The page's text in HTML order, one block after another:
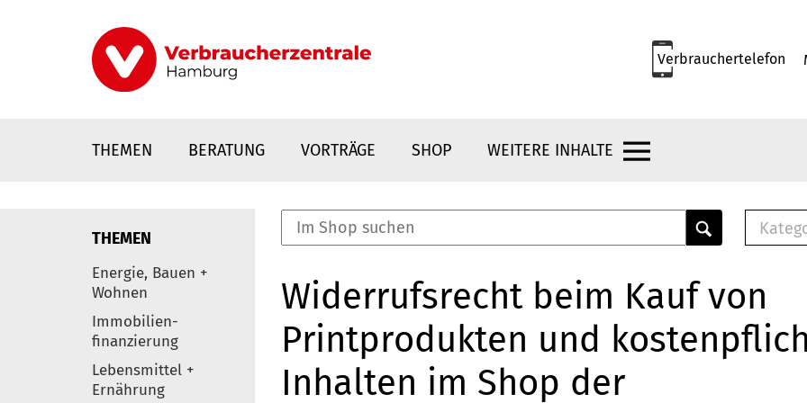
Verbrauchertelefon
THEMEN BERATUNG VORTRÄGE SHOP WEITERE INHALTE
Elemente
THEMEN
Energie, Bauen +
Wohnen
Immobilien-
finanzierung
Lebensmittel +
Ernährung
Widerrufsrecht beim Kauf von
Printprodukten und
Inhalten im Shop der